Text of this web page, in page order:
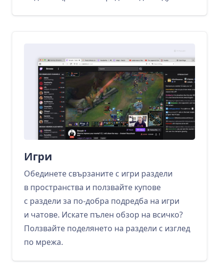
Игри
Обединете свързаните с игри раздели
в пространства и ползвайте купове
с раздели за по‑добра подредба на игри
и чатове. Искате пълен обзор на всичко?
Ползвайте поделянето на раздели с изглед
по мрежа.